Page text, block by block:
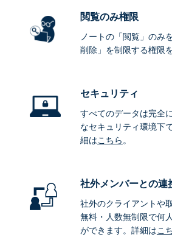
閲覧のみ権限
ノートの「閲覧」のみ
削除」を制限する権限
セキュリティ
すべてのデータは完全
なセキュリティ環境下
細はこちら。
社外メンバーとの連
社外のクライアントや
無料・人数無制限で何
ができます。詳細はこ